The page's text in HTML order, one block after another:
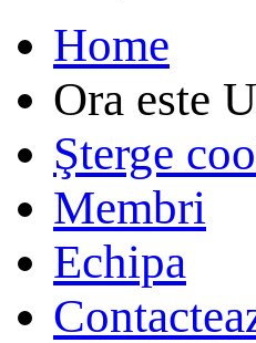
Home
Ora este
Şterge
Membri
Echipa